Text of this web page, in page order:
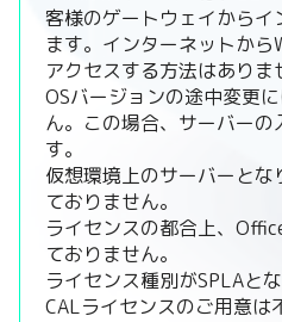
客様のゲートウェイから
ます。インターネットか
アクセスする方法はありま
OSバージョンの途中変更
ん。この場合、サーバー
す。
仮想環境上のサーバーと
ておりません。
ライセンスの都合上、
ておりません。
ライセンス種別がSPLAと
CALライセンスのご用意は